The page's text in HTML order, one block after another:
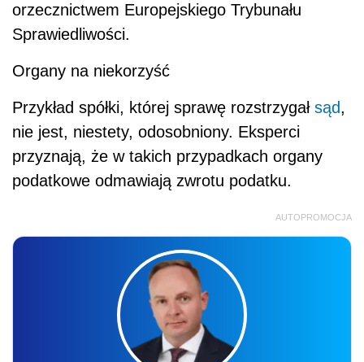
orzecznictwem Europejskiego Trybunału
Sprawiedliwości.
Organy na niekorzyść
Przykład spółki, której sprawę rozstrzygał sąd,
nie jest, niestety, odosobniony. Eksperci
przyznają, że w takich przypadkach organy
podatkowe odmawiają zwrotu podatku.
AUTOPROMOCJA